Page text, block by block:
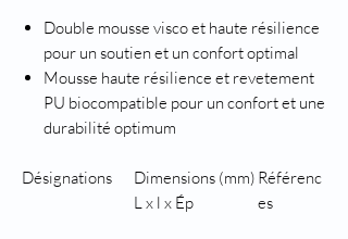
Double mousse visco et haute résilience
pour un soutien et un confort optimal
Mousse haute résilience et revetement
PU biocompatible pour un confort et une
durabilité optimum
Désignations
Dimensions (mm)
L x l x Ép
Référenc
es